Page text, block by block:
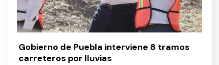
Gobierno de Puebla interviene 8 tramos
carreteros por lluvias